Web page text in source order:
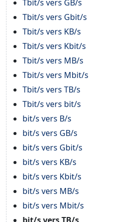
Tbit/s vers GB/s
Tbit/s vers Gbit/s
Tbit/s vers KB/s
Tbit/s vers Kbit/s
Tbit/s vers MB/s
Tbit/s vers Mbit/s
Tbit/s vers TB/s
Tbit/s vers bit/s
bit/s vers B/s
bit/s vers GB/s
bit/s vers Gbit/s
bit/s vers KB/s
bit/s vers Kbit/s
bit/s vers MB/s
bit/s vers Mbit/s